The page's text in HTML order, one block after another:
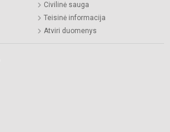
Civilinė sauga
Teisinė informacija
Atviri duomenys